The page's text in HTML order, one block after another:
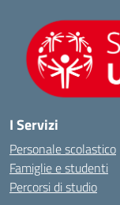
I Servizi
Personale scolastico
Famiglie e studenti
Percorsi di studio